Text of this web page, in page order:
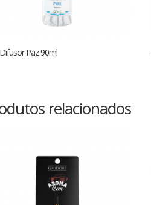
Paz 90ml
relacionados